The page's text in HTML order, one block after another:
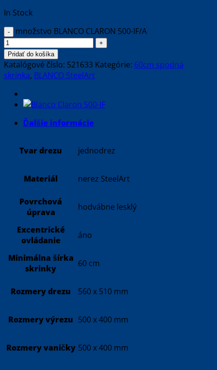
In Stock
množstvo BLANCO CLARON 500-IF/A
Pridať do košíka
Katalógové číslo: 521633 Kategórie: 60cm spodná
skrinka, BLANCO SteelArt
Ďalšie informácie
Tvar drezu jednodrez
Materiál nerez SteelArt
Povrchová
úprava
hodvábne lesklý
Excentrické
ovládanie
áno
Minimálna šírka
skrinky
60 cm
Rozmery drezu 560 x 510 mm
Rozmery výrezu 500 x 400 mm
Rozmery vaničky 500 x 400 mm